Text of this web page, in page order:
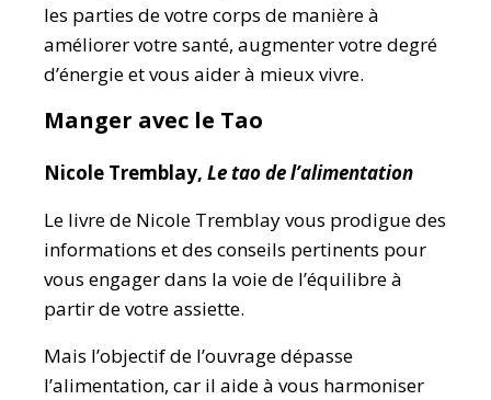
les parties de votre corps de manière à
améliorer votre santé, augmenter votre degré
d’énergie et vous aider à mieux vivre.
Manger avec le Tao
Nicole Tremblay, Le tao de l’alimentation
Le livre de Nicole Tremblay vous prodigue des
informations et des conseils pertinents pour
vous engager dans la voie de l’équilibre à
partir de votre assiette.
Mais l’objectif de l’ouvrage dépasse
l’alimentation, car il aide à vous harmoniser